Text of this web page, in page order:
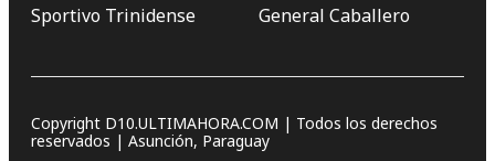
Sportivo Trinidense
General Caballero
Copyright D10.ULTIMAHORA.COM | Todos los derechos
reservados | Asunción, Paraguay